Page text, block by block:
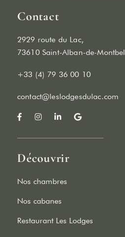
Contact
2929 route du Lac,
73610 Saint-Alban-de-Montbel
+33 (4) 79 36 00 10
contact@leslodgesdulac.com
Découvrir
Nos chambres
Nos cabanes
Restaurant Les Lodges